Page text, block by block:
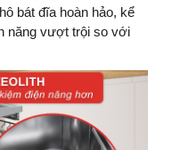
bát đĩa hoàn hảo, kể
năng vượt trội so với